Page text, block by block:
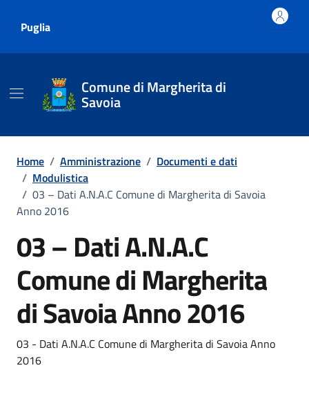
Puglia
Comune di Margherita di
Savoia
Home / Amministrazione / Documenti e dati
/ Modulistica
/ 03 – Dati A.N.A.C Comune di Margherita di Savoia
Anno 2016
03 – Dati A.N.A.C
Comune di Margherita
di Savoia Anno 2016
Dettagli del documento
03 - Dati A.N.A.C Comune di Margherita di Savoia Anno
2016